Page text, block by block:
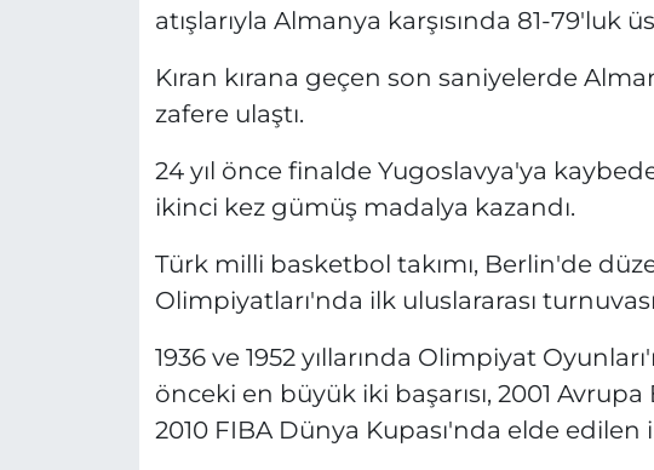
atışlarıyla Almanya karşısında 81-79'luk
Kıran kırana geçen son saniyelerde
zafere ulaştı.
24 yıl önce finalde Yugoslavya'ya
ikinci kez gümüş madalya kazandı.
Türk milli basketbol takımı, Berlin'de
Olimpiyatları'nda ilk uluslararası
1936 ve 1952 yıllarında Olimpiyat
önceki en büyük iki başarısı, 2001
2010 FIBA Dünya Kupası'nda elde edilen